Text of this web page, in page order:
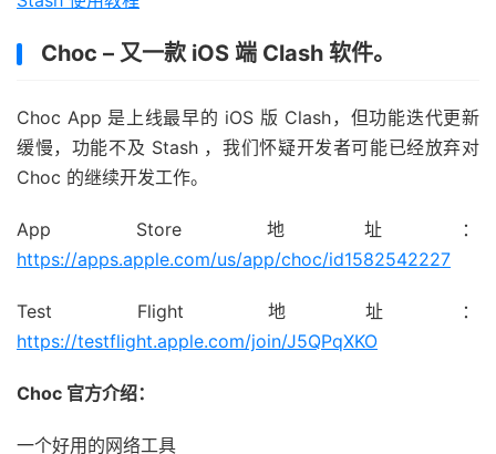
Choc – 又一款 iOS 端 Clash 软件。
Choc App 是上线最早的 iOS 版 Clash，但功能迭代更新
缓慢，功能不及 Stash ，我们怀疑开发者可能已经放弃对
Choc 的继续开发工作。
App Store 地址：
https://apps.apple.com/us/app/choc/id1582542227
Test Flight 地址：
https://testflight.apple.com/join/J5QPqXKO
Choc 官方介绍：
一个好用的网络工具